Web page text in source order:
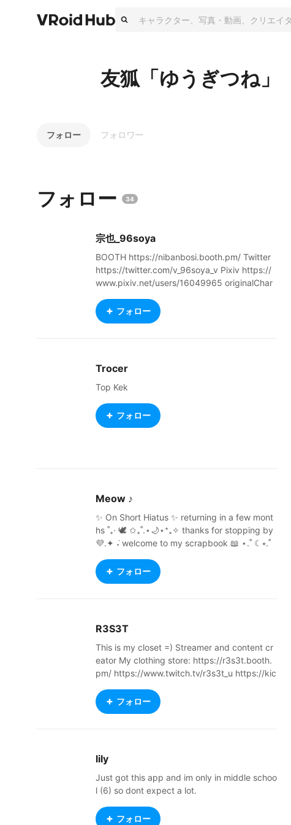
友狐「ゆうぎつね」
フォロー フォロワー
フォロー 34
宗也_96soya
BOOTH https://nibanbosi.booth.pm/ Twitter
https://twitter.com/v_96soya_v Pixiv https://
www.pixiv.net/users/16049965 originalChar
フォロー
Trocer
Top Kek
フォロー
Meow ♪
✨ On Short Hiatus ✨ returning in a few mont
hs ˚₊· 🕊️ ✩₊˚.⋆🌙⋆⁺₊✧ thanks for stopping by
💜.✦ ݁˖ welcome to my scrapbook 📖 ⋆.˚ ☾⭒.˚
‧₊˚☁️ all my models are for viewing only ‧₊˚🎨 t
y 🧚🏻‍♀️ ﾟ・。.₊˚🌸༉‧₊˚. 🦋.✦ ݁˖ 🧿
フォロー
R3S3T
This is my closet =) Streamer and content cr
eator My clothing store: https://r3s3t.booth.
pm/ https://www.twitch.tv/r3s3t_u https://kic
rCitizen #DayZ #PZ #SnowRunner #ACC #C
K3 and more
フォロー
lily
Just got this app and im only in middle schoo
l (6) so dont expect a lot.
フォロー